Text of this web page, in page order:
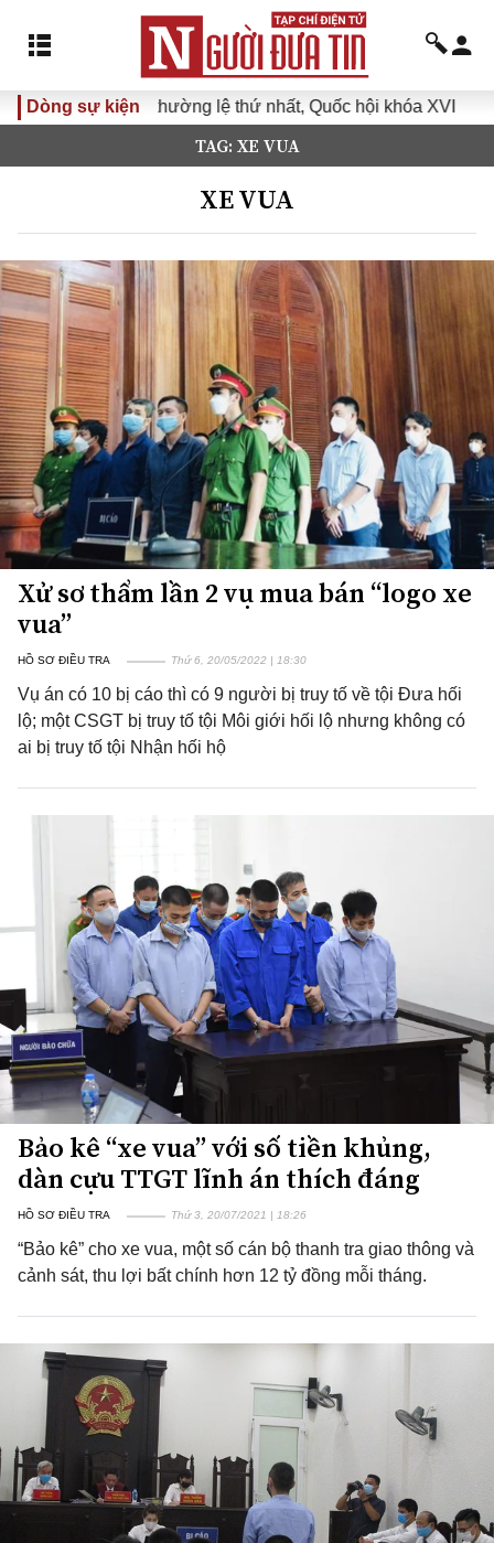
Dòng sự kiện
thường lệ thứ nhất, Quốc hội khóa XVI Đưa Nghị quyết
TAG: XE VUA
XE VUA
Xử sơ thẩm lần 2 vụ mua bán “logo xe
vua”
HỒ SƠ ĐIỀU TRA Thứ 6, 20/05/2022 | 18:30
Vụ án có 10 bị cáo thì có 9 người bị truy tố về tội Đưa hối
lộ; một CSGT bị truy tố tội Môi giới hối lộ nhưng không có
ai bị truy tố tội Nhận hối hộ
Bảo kê “xe vua” với số tiền khủng,
dàn cựu TTGT lĩnh án thích đáng
HỒ SƠ ĐIỀU TRA Thứ 3, 20/07/2021 | 18:26
“Bảo kê” cho xe vua, một số cán bộ thanh tra giao thông và
cảnh sát, thu lợi bất chính hơn 12 tỷ đồng mỗi tháng.